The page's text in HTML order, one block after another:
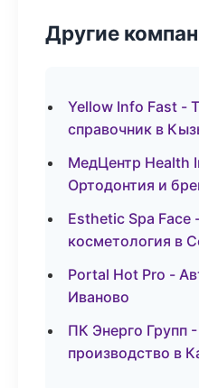
Другие
Yellow Info Fast -
справочник в
МедЦентр Health
Ортодонтия и
Esthetic Spa Face
косметология в
Portal Hot Pro -
Иваново
ПК Энерго Групп
производство в